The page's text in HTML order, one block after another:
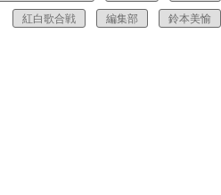
紅白歌合戦 編集部 鈴本美愉